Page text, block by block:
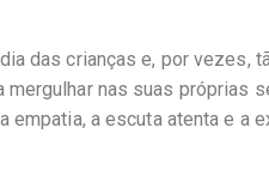
das crianças e, por vezes,
nas suas próprias
a escuta atenta e a